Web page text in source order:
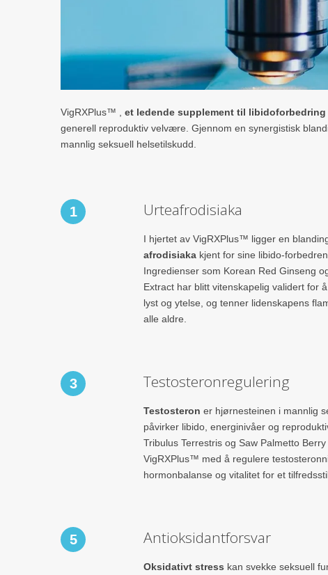
VigRXPlus™ , et ledende supplement til libidoforbedring
generell reproduktiv velvære. Gjennom en synergistisk
mannlig seksuell helsetilskudd.
1 Urteafrodisiaka
I hjertet av VigRXPlus™ ligger en
afrodisiakakjent for sine libido-
Ingredienser som Korean Red Ginseng
Extract har blitt vitenskapelig validert for
lyst og ytelse, og tenner lidenskapens
alle aldre.
3 Testosteronregulering
Testosteron er hjørnesteinen i mannlig
påvirker libido, energinivåer og
Tribulus Terrestris og Saw Palmetto
VigRXPlus™ med å regulere
hormonbalanse og vitalitet for et
5 Antioksidantforsvar
Oksidativt stress kan svekke seksuell